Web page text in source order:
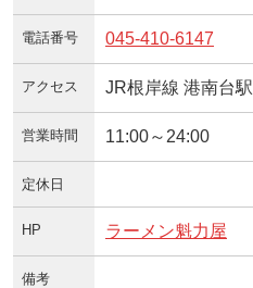
電話番号 045-410-6147
アクセス JR根岸線 港南台駅
営業時間 11:00～24:00
定休日
HP ラーメン魁力屋
備考